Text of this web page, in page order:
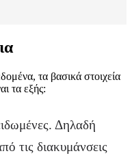
τα βασικά στοιχεία
τα εξής:
Δηλαδή
τις διακυμάνσεις